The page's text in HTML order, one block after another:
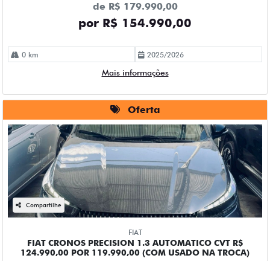
de R$ 179.990,00
por R$ 154.990,00
0 km 2025/2026
Mais informações
Oferta
Compartilhe
FIAT
FIAT CRONOS PRECISION 1.3 AUTOMATICO CVT R$
124.990,00 POR 119.990,00 (COM USADO NA TROCA)